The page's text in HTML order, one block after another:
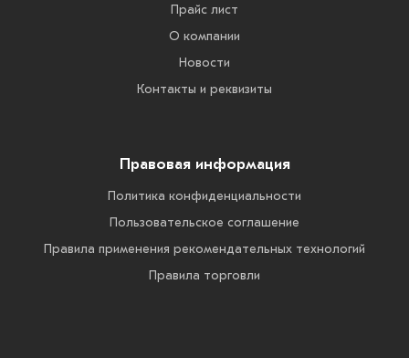
Прайс лист
О компании
Новости
Контакты и реквизиты
Правовая информация
Политика конфиденциальности
Пользовательское соглашение
Правила применения рекомендательных технологий
Правила торговли